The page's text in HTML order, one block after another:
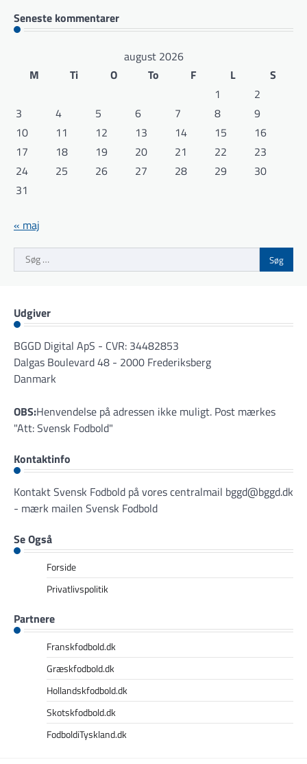
Seneste kommentarer
august 2026
M
Ti O To F L
S
1
2
3
4 5 6 7 8
9
10
11 12 13 14 15
16
17
18 19 20 21 22
23
24
25 26 27 28 29
30
31
« maj
Søg
efter:
Udgiver
BGGD Digital ApS - CVR: 34482853
Dalgas Boulevard 48 - 2000 Frederiksberg
Danmark
OBS:Henvendelse på adressen ikke muligt. Post mærkes
"Att: Svensk Fodbold"
Kontaktinfo
Kontakt Svensk Fodbold på vores centralmail bggd@bggd.dk
- mærk mailen Svensk Fodbold
Se Også
Forside
Privatlivspolitik
Partnere
Franskfodbold.dk
Græskfodbold.dk
Hollandskfodbold.dk
Skotskfodbold.dk
FodboldiTyskland.dk